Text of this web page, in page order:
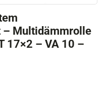
– Multidämmrolle
17×2 – VA 10 –